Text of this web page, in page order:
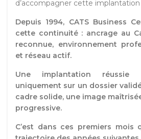
d’accompagner cette
Depuis 1994, CATS Business
cette continuité : ancrage au
reconnue, environnement
et réseau actif.
Une implantation
uniquement sur un dossier
cadre solide, une image
progressive.
C’est dans ces premiers mois